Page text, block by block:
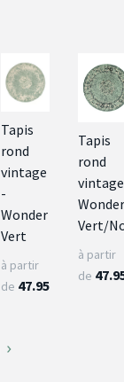
Tapis
rond
vintage
-
Wonder
Vert
à partir
de 47.95
Tapis
rond
Wonder
Vert/
à partir
de